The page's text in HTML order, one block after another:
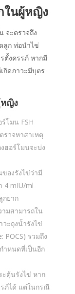
ในผู้หญิง
จะตรวจถึง
ลูก ท่อนำไข่
ตั้งครรภ์ หากมี
กิดภาวะมีบุตร
ญิง
โมน FSH
รวจหาสาเหตุ
ฮอร์โมนจะบ่ง
ของรังไข่ว่ามี
4 mIU/ml
กยาก
ามสามารถใน
ะถุงน้ำรังไข่
POCS) รวมถึง
ำหนดที่เป็นอีก
ะตุ้นรังไข่ หาก
ภ์ได้ แต่ในกรณี